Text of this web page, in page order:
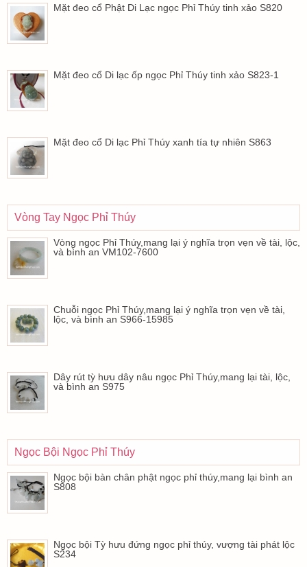
Mặt đeo cổ Phật Di Lạc ngọc Phỉ Thúy tinh xảo S820
Mặt đeo cổ Di lạc ốp ngọc Phỉ Thúy tinh xảo S823-1
Mặt đeo cổ Di lạc Phỉ Thúy xanh tía tự nhiên S863
Vòng Tay Ngọc Phỉ Thúy
Vòng ngọc Phỉ Thúy,mang lại ý nghĩa trọn vẹn về tài, lộc,
và bình an VM102-7600
Chuỗi ngọc Phỉ Thúy,mang lại ý nghĩa trọn vẹn về tài,
lộc, và bình an S966-15985
Dây rút tỳ hưu dây nâu ngọc Phỉ Thúy,mang lại tài, lộc,
và bình an S975
Ngọc Bội Ngọc Phỉ Thúy
Ngọc bội bàn chân phật ngọc phỉ thúy,mang lại bình an
S808
Ngọc bội Tỳ hưu đứng ngọc phỉ thúy, vượng tài phát lộc
S234